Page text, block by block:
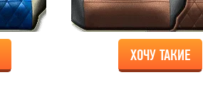
ХОЧУ ТАКИЕ